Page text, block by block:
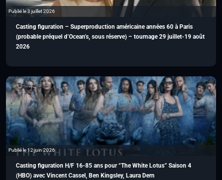
Publié le 3 juillet 2026
Casting figuration – Superproduction américaine années 60 à Paris
(probable préquel d’Ocean’s, sous réserve) – tournage 29 juillet-19 août
2026
Publié le 12 juin 2026
Casting figuration H/F 16-85 ans pour “The White Lotus” Saison 4
(HBO) avec Vincent Cassel, Ben Kingsley, Laura Dern